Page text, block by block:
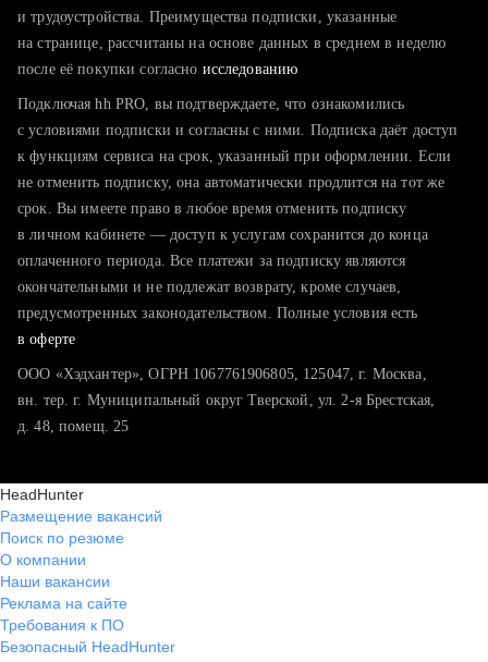
тратите много времени на поиск и вручную поднимаете
хотите сравнить себя с конкурентами и оценить шансы
и трудоустройства. Преимущества подписки, указанные
на странице, рассчитаны на основе данных в среднем в неделю
после её покупки согласно исследованию
Подключая hh PRO, вы подтверждаете, что ознакомились
с условиями подписки и согласны с ними. Подписка даёт доступ
к функциям сервиса на срок, указанный при оформлении. Если
не отменить подписку, она автоматически продлится на тот же
срок. Вы имеете право в любое время отменить подписку
в личном кабинете — доступ к услугам сохранится до конца
оплаченного периода. Все платежи за подписку являются
окончательными и не подлежат возврату, кроме случаев,
предусмотренных законодательством. Полные условия есть
в оферте
ООО «Хэдхантер», ОГРН 1067761906805, 125047, г. Москва,
вн. тер. г. Муниципальный округ Тверской, ул. 2-я Брестская,
д. 48, помещ. 25
HeadHunter
Размещение вакансий
Поиск по резюме
О компании
Наши вакансии
Реклама на сайте
Требования к ПО
Безопасный HeadHunter